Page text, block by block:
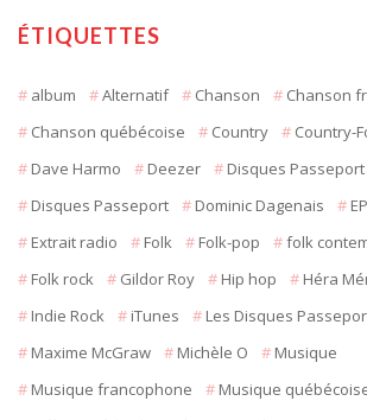
ÉTIQUETTES
album Alternatif Chanson
Chanson
Chanson québécoise
Country Country-
Dave Harmo
Deezer
Disques Passeport
Disques Passeport
Dominic Dagenais EP
Extrait radio
Folk Folk-pop
folk
Folk rock
Gildor Roy Hip hop Héra
Indie Rock
iTunes Les Disques
Maxime McGraw
Michèle O
Musique
Musique francophone
Musique